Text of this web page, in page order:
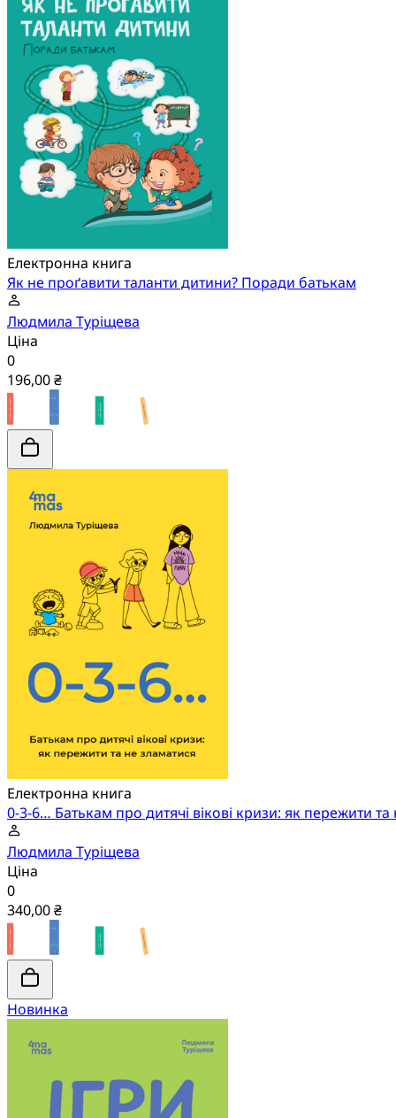
Електронна книга
Як не проґавити таланти дитини? Поради батькам
Людмила Туріщева
Ціна
0
196,00 ₴
Електронна книга
0-3-6… Батькам про дитячі вікові кризи: як пережити
Людмила Туріщева
Ціна
0
340,00 ₴
Новинка